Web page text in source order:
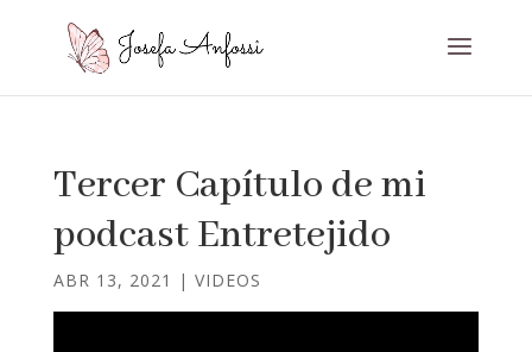
Tercer Capítulo de mi
podcast Entretejido
ABR 13, 2021 | VIDEOS